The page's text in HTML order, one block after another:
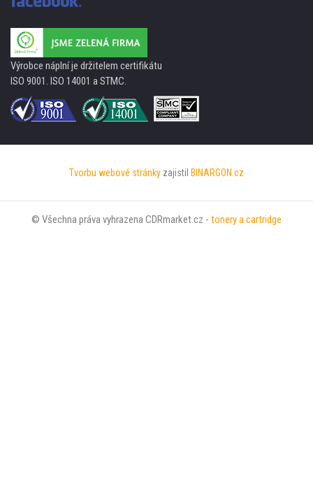
Výrobce náplní je držitelem certifikátu
ISO 9001. ISO 14001 a STMC.
Tvorbu webové stránky zajistil BINARGON.cz
© Všechna práva vyhrazena CDRmarket.cz - tonery a cartridge